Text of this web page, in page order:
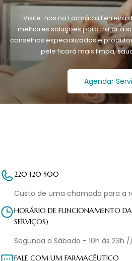
Visite-nos na Farmácia Ferreira
melhores soluções para tratar a
conselhos especializados e
pele ficará mais limpa,
Agendar
220 120 500
Custo de uma chamada para a
HORÁRIO DE FUNCIONAMENTO
SERVIÇOS)
Segunda a Sábado - 10h às 23h
FALE COM UM FARMACÊUTICO